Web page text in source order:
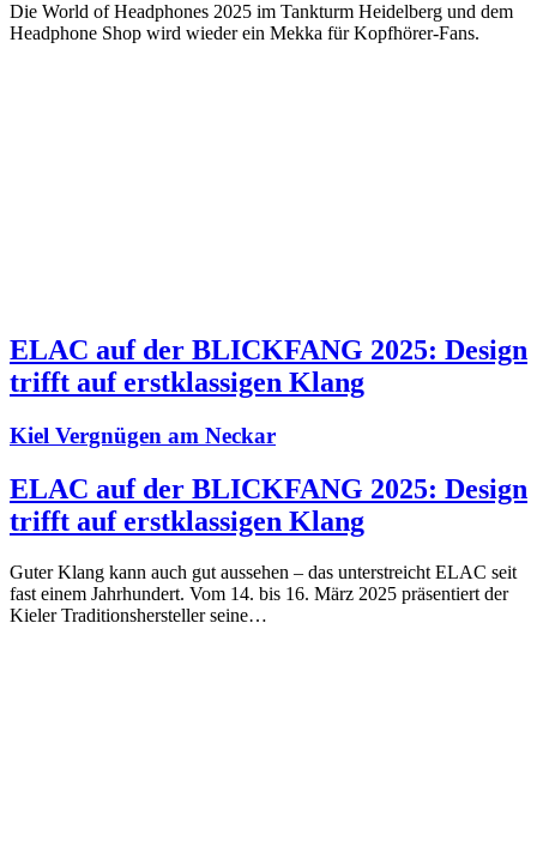
Die World of Headphones 2025 im Tankturm Heidelberg und dem
Headphone Shop wird wieder ein Mekka für Kopfhörer-Fans.
ELAC auf der BLICKFANG 2025: Design
trifft auf erstklassigen Klang
Kiel Vergnügen am Neckar
ELAC auf der BLICKFANG 2025: Design
trifft auf erstklassigen Klang
Guter Klang kann auch gut aussehen – das unterstreicht ELAC seit
fast einem Jahrhundert. Vom 14. bis 16. März 2025 präsentiert der
Kieler Traditionshersteller seine…